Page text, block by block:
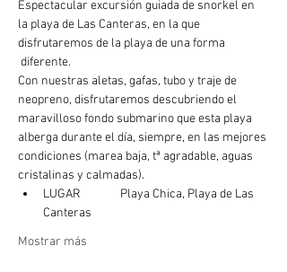
Espectacular excursión guiada de snorkel en
la playa de Las Canteras, en la que
disfrutaremos de la playa de una forma
diferente.
Con nuestras aletas, gafas, tubo y traje de
neopreno, disfrutaremos descubriendo el
maravilloso fondo submarino que esta playa
alberga durante el día, siempre, en las mejores
condiciones (marea baja, tª agradable, aguas
cristalinas y calmadas).
LUGAR	  Playa Chica, Playa de Las
Canteras
Mostrar más